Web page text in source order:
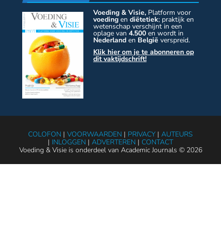
Voeding & Visie, Platform voor
voeding en diëtetiek; praktijk en
wetenschap verschijnt in een
oplage van 4.500 en wordt in
Nederland en België verspreid.
Klik hier om je te abonneren op
dit vaktijdschrift!
COLOFON | VOORWAARDEN | PRIVACY | AUTEURS
| INLOGGEN | ADVERTEREN | CONTACT
Voeding & Visie is onderdeel van Academic Journals © 2026